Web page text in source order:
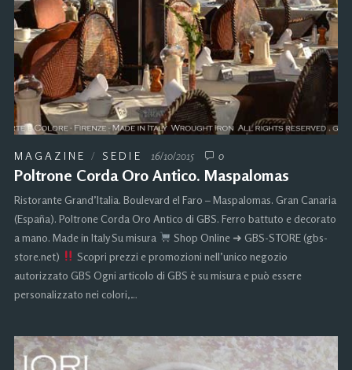
MAGAZINE / SEDIE 16/10/2015 0
Poltrone Corda Oro Antico. Maspalomas
Ristorante Grand’Italia. Boulevard el Faro – Maspalomas. Gran Canaria
(España). Poltrone Corda Oro Antico di GBS. Ferro battuto e decorato
a mano. Made in Italy Su misura
Shop Online ➜ GBS-STORE (gbs-
store.net)
Scopri prezzi e promozioni nell’unico negozio
autorizzato GBS Ogni articolo di GBS è su misura e può essere
personalizzato nei colori,…